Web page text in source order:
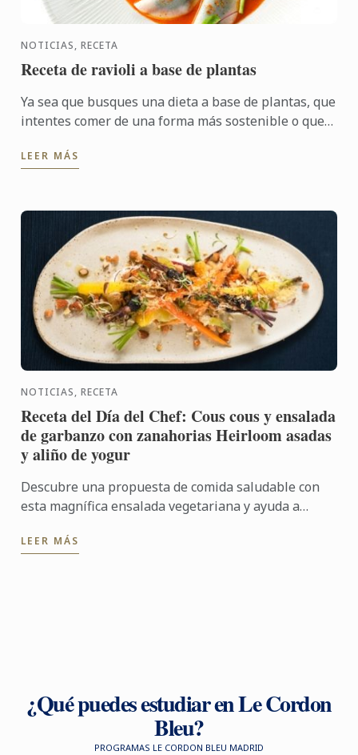
NOTICIAS, RECETA
Receta de ravioli a base de plantas
Ya sea que busques una dieta a base de plantas, que
intentes comer de una forma más sostenible o que
sabores que ...
LEER MÁS
NOTICIAS, RECETA
Receta del Día del Chef: Cous cous y ensalada
de garbanzo con zanahorias Heirloom asadas
y aliño de yogur
Descubre una propuesta de comida saludable con
esta magnífica ensalada vegetariana y ayuda a
través de una ...
LEER MÁS
¿Qué puedes estudiar en Le Cordon
Bleu?
PROGRAMAS LE CORDON BLEU MADRID